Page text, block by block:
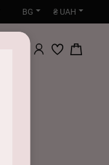
BG ₴ UAH